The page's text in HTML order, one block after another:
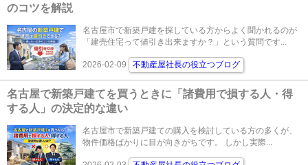
のコツを解説
名古屋市で新築戸建を探している方からよく聞かれるのが
「建売住宅って値引き出来ますか？」という質問です...
2026-02-09 不動産屋社長の役立つブログ
名古屋で新築戸建てを買うときに「諸費用で損する人・得
する人」の決定的な違い
名古屋市で新築戸建ての購入を検討している方の多くが、
物件価格ばかりに目が向きがちです。 しかし実際...